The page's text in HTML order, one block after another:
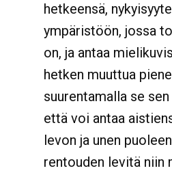
hetkeensä,
ympäristöön, jossa
on, ja antaa
hetken muuttua
suurentamalla se
että voi antaa
levon ja unen
rentouden levitä niin